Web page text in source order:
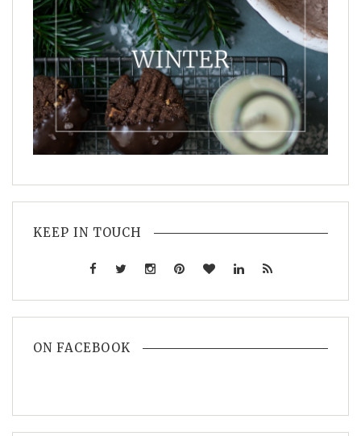
KEEP IN TOUCH
ON FACEBOOK